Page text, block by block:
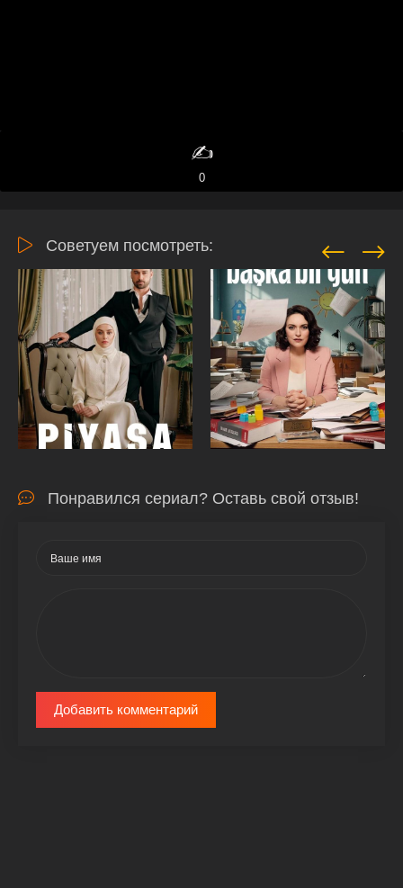
✍️
0
Советуем посмотреть:
Понравился сериал? Оставь свой отзыв!
Добавить комментарий